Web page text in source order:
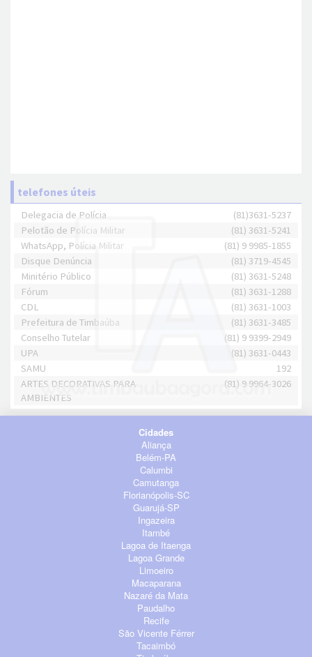
telefones úteis
Delegacia de Polícia
(81)3631-5237
Pelotão de Polícia Militar
(81) 3631-5241
WhatsApp, Polícia Militar
(81) 9 9985-1855
Disque Denúncia
(81) 3719-4545
Minitério Público
(81) 3631-5248
Fórum
(81) 3631-1288
CDL
(81) 3631-1003
Prefeitura de Timbaúba
(81) 3631-3485
Conselho Tutelar
(81) 9 9399-2949
UPA
(81) 3631-0443
SAMU
192
ARTES DECORATIVAS PARA
AMBIENTES
(81) 9 9964-3026
Cidades
Aliança
Belém-PA
Calumbi
Camutanga
Florianópolis-SC
Guarujá-SP
Ingazeira
Itambé
Lagoa de Itaenga
Lagoa Grande
Limoeiro
Macaparana
Nazaré da Mata
Paudalho
Recife
São Vicente Férrer
Tacaimbó